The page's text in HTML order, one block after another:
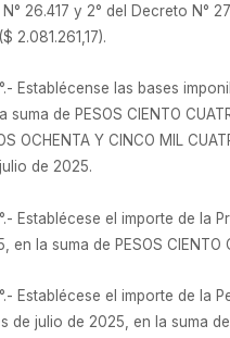
26.417 y 2° del Decreto N°
2.081.261,17).
Establécense las bases
suma de PESOS CIENTO
OCHENTA Y CINCO MIL
de 2025.
Establécese el importe de la
en la suma de PESOS CIENTO
Establécese el importe de la
de julio de 2025, en la suma de